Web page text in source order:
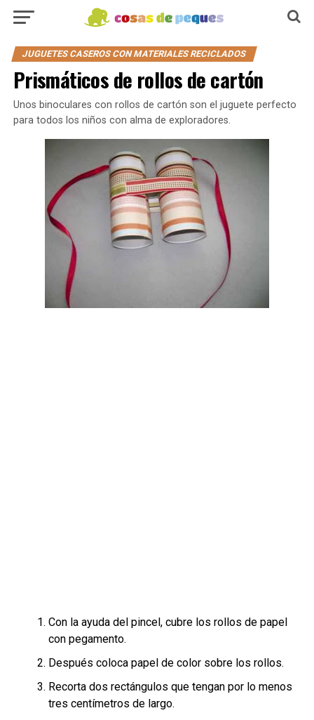
JUGUETES CASEROS CON MATERIALES RECICLADOS
Prismáticos de rollos de cartón
Unos binoculares con rollos de cartón son el juguete perfecto
para todos los niños con alma de exploradores.
Con la ayuda del pincel, cubre los rollos de papel
con pegamento.
Después coloca papel de color sobre los rollos.
Recorta dos rectángulos que tengan por lo menos
tres centímetros de largo.